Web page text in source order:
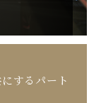
する パート